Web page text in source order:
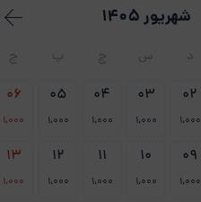
شهریور 1405
د س چ پ ج
02
1،000
03
1،000
04
1،000
05
1،000
06
1،000
09
1،000
10
1،000
11
1،000
12
1،000
13
1،000